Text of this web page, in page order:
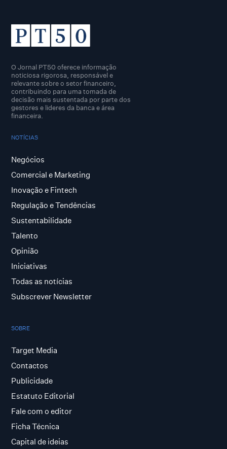
O Jornal PT50 oferece informação
noticiosa rigorosa, responsável e
relevante sobre o setor financeiro,
contribuindo para uma tomada de
decisão mais sustentada por parte dos
gestores e lideres da banca e área
financeira.
NOTÍCIAS
Negócios
Comercial e Marketing
Inovação e Fintech
Regulação e Tendências
Sustentabilidade
Talento
Opinião
Iniciativas
Todas as notícias
Subscrever Newsletter
SOBRE
Target Media
Contactos
Publicidade
Estatuto Editorial
Fale com o editor
Ficha Técnica
Capital de ideias